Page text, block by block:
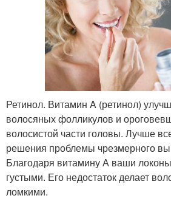
Ретинол. Витамин A (ретинол)
волосяных фолликулов и
волосистой части головы. Лучше
решения проблемы чрезмерного
Благодаря витамину А ваши
густыми. Его недостаток делает
ломкими.